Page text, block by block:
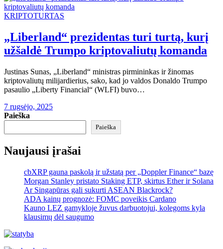
KRIPTOTURTAS
„Liberland“ prezidentas turi turtą, kurį
užšaldė Trumpo kriptovaliutų komanda
Justinas Sunas, „Liberland“ ministras pirmininkas ir žinomas
kriptovaliutų milijardierius, sako, kad jo valdos Donaldo Trumpo
pasaulio „Liberty Financial“ (WLFI) buvo…
7 rugsėjo, 2025
Paieška
Paieška
Naujausi įrašai
cbXRP gauna paskolą ir užstatą per „Doppler Finance“ bazę
Morgan Stanley pristato Staking ETP, skirtus Ether ir Solana
Ar Singapūras gali sukurti ASEAN Blackrock?
ADA kainų prognozė: FOMC poveikis Cardano
Kauno LEZ gamykloje žuvus darbuotojui, kolegoms kyla
klausimų dėl saugumo